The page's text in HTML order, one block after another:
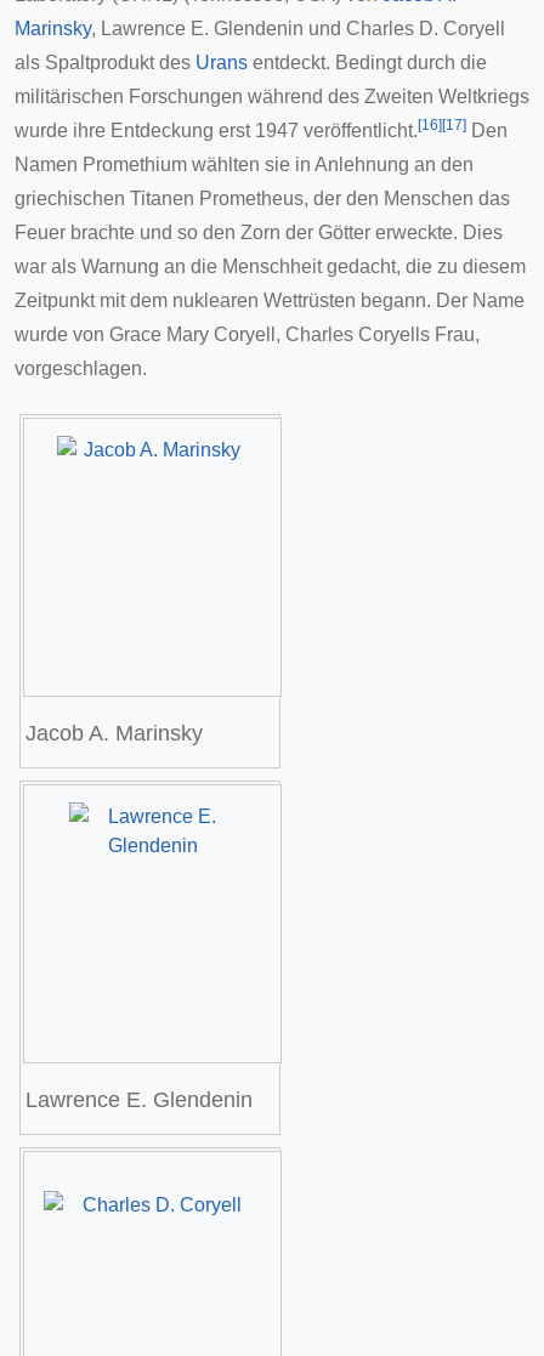
Marinsky, Lawrence E. Glendenin und Charles D. Coryell
als Spaltprodukt des Urans entdeckt. Bedingt durch die
militärischen Forschungen während des Zweiten Weltkriegs
wurde ihre Entdeckung erst 1947 veröffentlicht. [16] [17] Den
Namen Promethium wählten sie in Anlehnung an den
griechischen Titanen Prometheus, der den Menschen das
Feuer brachte und so den Zorn der Götter erweckte. Dies
war als Warnung an die Menschheit gedacht, die zu diesem
Zeitpunkt mit dem nuklearen Wettrüsten begann. Der Name
wurde von Grace Mary Coryell, Charles Coryells Frau,
vorgeschlagen.
Jacob A. Marinsky
Lawrence E. Glendenin